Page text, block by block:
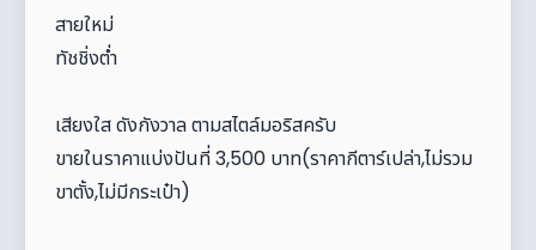
สายใหม่
ทัชชิ่งต่ำ
เสียงใส ดังกังวาล ตามสไตล์มอริสครับ
ขายในราคาแบ่งปันที่ 3,500 บาท(ราคากีตาร์เปล่า,ไม่รวม
ขาตั้ง,ไม่มีกระเป๋า)